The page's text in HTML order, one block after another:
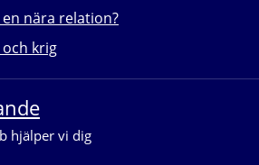
nära relation?
krig
hjälper vi dig